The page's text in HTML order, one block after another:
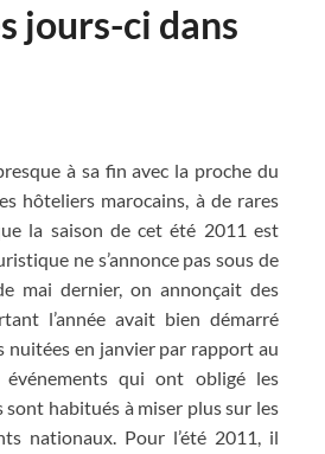
jours-ci dans
à sa fin avec la proche du
hôteliers marocains, à de rares
la saison de cet été 2011 est
ne s’annonce pas sous de
mai dernier, on annonçait des
l’année avait bien démarré
nuitées en janvier par rapport au
qui ont obligé les
habitués à miser plus sur les
nationaux. Pour l’été 2011, il